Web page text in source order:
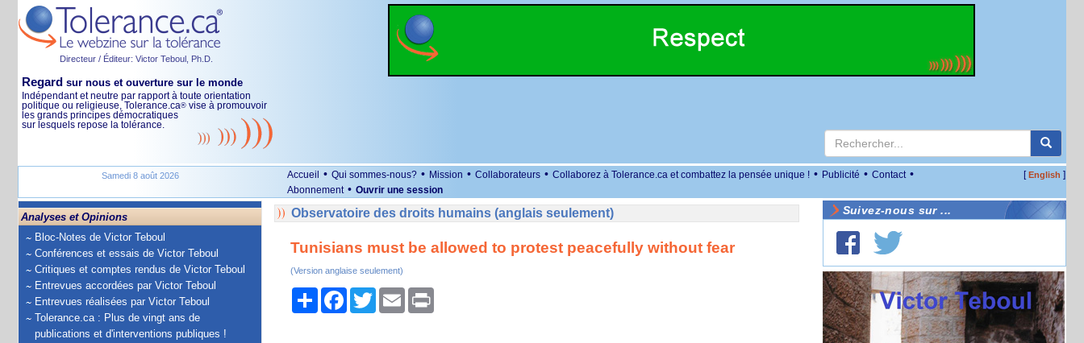
Directeur / Éditeur: Victor Teboul, Ph.D.
Regard sur nous et ouverture sur le monde
Indépendant et neutre par rapport à toute orientation
politique ou religieuse, Tolerance.ca® vise à promouvoir
les grands principes démocratiques
sur lesquels repose la tolérance.
Samedi 8 août 2026 Accueil • Qui sommes-nous? • Mission • Collaborateurs • Collaborez à Tolerance.ca et combattez la pensée unique ! • Publicité • Contact •
Abonnement • Ouvrir une session
[English ]
Analyses et Opinions
Bloc-Notes de Victor Teboul
Conférences et essais de Victor Teboul
Critiques et comptes rendus de Victor Teboul
Entrevues accordées par Victor Teboul
Entrevues réalisées par Victor Teboul
Tolerance.ca : Plus de vingt ans de
publications et d'interventions publiques !
Observatoire des droits humains (anglais seulement)
Tunisians must be allowed to protest peacefully without fear
(Version anglaise seulement)
PartagerFacebook
TwitterEmail Print
Suivez-nous sur ...